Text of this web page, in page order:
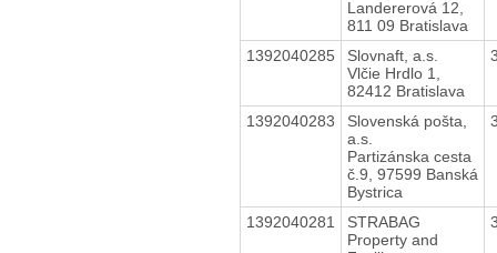
Landererová 12,
811 09 Bratislava
1392040285
Slovnaft, a.s.
Vlčie Hrdlo 1,
82412 Bratislava
1392040283
Slovenská pošta,
a.s.
Partizánska cesta
č.9, 97599 Banská
Bystrica
1392040281
STRABAG
Property and